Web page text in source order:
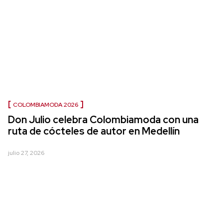
COLOMBIAMODA 2026
Don Julio celebra Colombiamoda con una
ruta de cócteles de autor en Medellín
julio 27, 2026